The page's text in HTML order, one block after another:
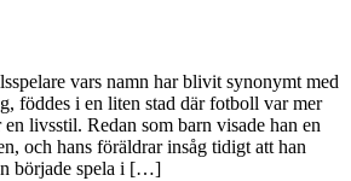
vars namn har blivit synonymt med
föddes i en liten stad där fotboll var mer
livsstil. Redan som barn visade han en
och hans föräldrar insåg tidigt att han
började spela i […]